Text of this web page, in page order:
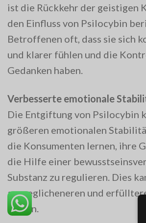
ist die Rückkehr der geistigen
den Einfluss von Psilocybin
Betroffenen oft, dass sie sich
und klarer fühlen und die
Gedanken haben.
Verbesserte emotionale
Die Entgiftung von Psilocybin
größeren emotionalen
die Konsumenten lernen, ihre
die Hilfe einer
Substanz zu regulieren. Dies
ausgeglicheneren und
führen.